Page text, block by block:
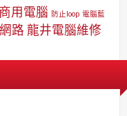
用電腦 防止loop 電腦藍
路 龍井電腦維修